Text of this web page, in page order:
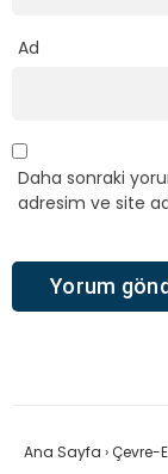
Ad
Daha sonraki
adresim ve site
Ana Sayfa ›Çevre-